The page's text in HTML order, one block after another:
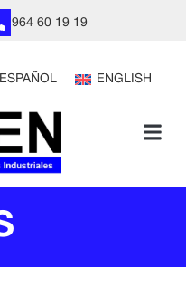
964 60 19 19
ESPAÑOL ENGLISH